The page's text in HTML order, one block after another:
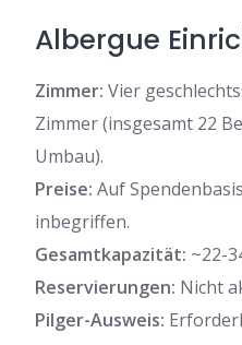
Albergue
Zimmer: Vier
Zimmer (insgesamt 22
Umbau).
Preise: Auf
inbegriffen.
Gesamtkapazität: ~22-
Reservierungen: Nicht
Pilger-Ausweis: